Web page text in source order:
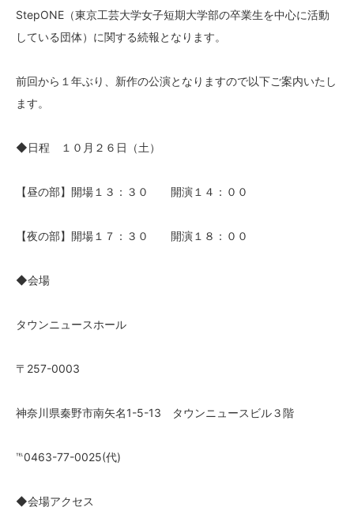
StepONE（東京工芸大学女子短期大学部の卒業生を中心に活動
している団体）に関する続報となります。
前回から１年ぶり、新作の公演となりますので以下ご案内いたし
ます。
◆日程 １０月２６日（土）
【昼の部】開場１３：３０ 開演１４：００
【夜の部】開場１７：３０ 開演１８：００
◆会場
タウンニュースホール
〒257-0003
神奈川県秦野市南矢名1-5-13 タウンニュースビル３階
℡0463-77-0025(代)
◆会場アクセス